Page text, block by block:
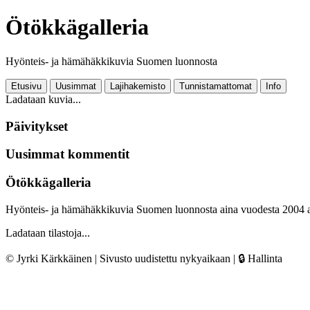
Ötökkägalleria
Hyönteis- ja hämähäkkikuvia Suomen luonnosta
Etusivu Uusimmat Lajihakemisto Tunnistamattomat Info
Ladataan kuvia...
Päivitykset
Uusimmat kommentit
Ötökkägalleria
Hyönteis- ja hämähäkkikuvia Suomen luonnosta aina vuodesta 2004
Ladataan tilastoja...
© Jyrki Kärkkäinen | Sivusto uudistettu nykyaikaan | 🔒 Hallinta